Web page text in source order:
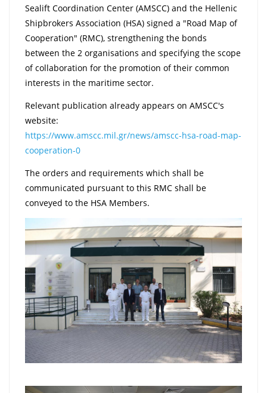
Sealift Coordination Center (AMSCC) and the Hellenic
Shipbrokers Association (HSA) signed a "Road Map of
Cooperation" (RMC), strengthening the bonds
between the 2 organisations and specifying the scope
of collaboration for the promotion of their common
interests in the maritime sector.
Relevant publication already appears on AMSCC's
website:
https://www.amscc.mil.gr/news/amscc-hsa-road-map-
cooperation-0
The orders and requirements which shall be
communicated pursuant to this RMC shall be
conveyed to the HSA Members.